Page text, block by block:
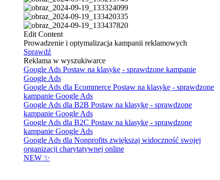
Edit Content
Prowadzenie i optymalizacja kampanii reklamowych
Sprawdź
Reklama w wyszukiwarce
Google Ads Postaw na klasykę - sprawdzone kampanie
Google Ads
Google Ads dla Ecommerce Postaw na klasykę - sprawdzone
kampanie Google Ads
Google Ads dla B2B Postaw na klasykę - sprawdzone
kampanie Google Ads
Google Ads dla B2C Postaw na klasykę - sprawdzone
kampanie Google Ads
Google Ads dla Nonprofits zwiększaj widoczność swojej
organizacji charytatywnej online
NEW ✨